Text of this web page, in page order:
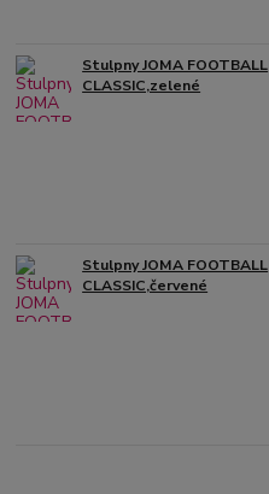
Stulpny JOMA FOOTBALL
CLASSIC,zelené
Stulpny JOMA FOOTBALL
CLASSIC,červené